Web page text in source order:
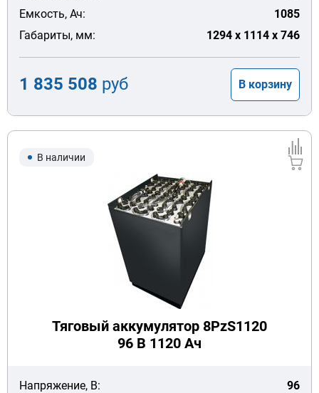
Емкость, Ач:
1085
Габариты, мм:
1294 x 1114 x 746
1 835 508 руб В корзину
В наличии
Тяговый аккумулятор 8PzS1120
96 В 1120 Ач
Напряжение, В:
96